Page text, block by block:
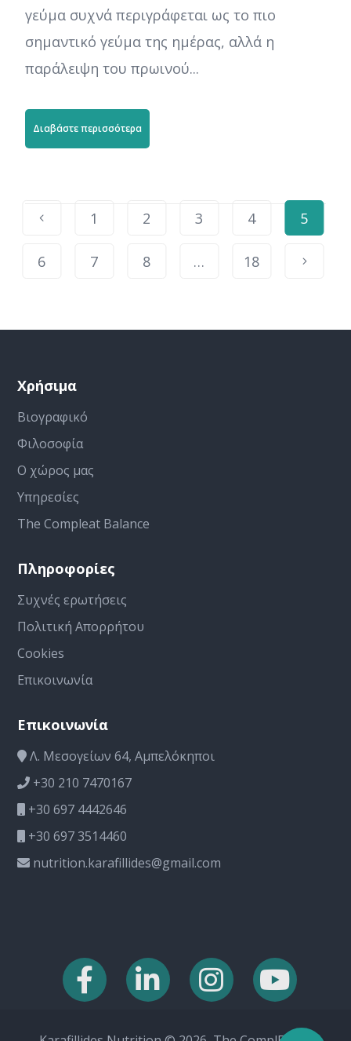
γεύμα συχνά περιγράφεται ως το πιο
σημαντικό γεύμα της ημέρας, αλλά η
παράλειψη του πρωινού...
Διαβάστε περισσότερα
1 2 3 4 5
6 7 8 … 18
Χρήσιμα
Βιογραφικό
Φιλοσοφία
Ο χώρος μας
Υπηρεσίες
The Compleat Balance
Πληροφορίες
Συχνές ερωτήσεις
Πολιτική Απορρήτου
Cookies
Επικοινωνία
Επικοινωνία
Λ. Μεσογείων 64, Αμπελόκηποι
+30 210 7470167
+30 697 4442646
+30 697 3514460
nutrition.karafillides@gmail.com